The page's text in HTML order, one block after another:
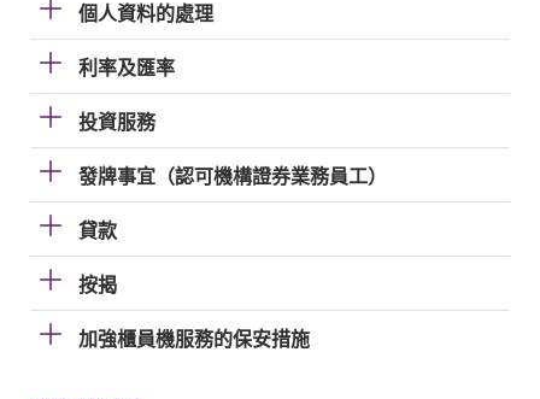
個人資料的處理
利率及匯率
投資服務
發牌事宜（認可機構證券業務員工）
貸款
按揭
加強櫃員機服務的保安措施